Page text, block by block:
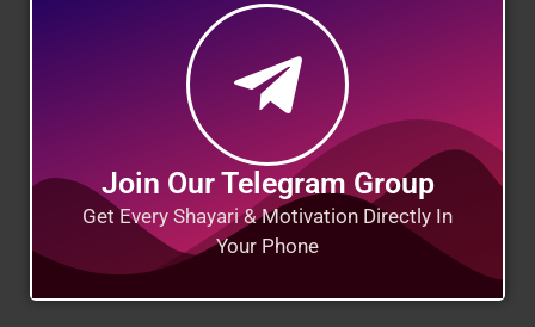
Join Our Telegram Group
Get Every Shayari & Motivation Directly In
Your Phone